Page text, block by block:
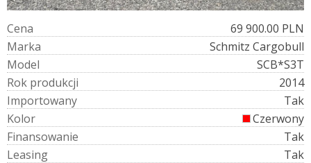
Cena
69 900.00 PLN
Marka
Schmitz Cargobull
Model
SCB*S3T
Rok produkcji
2014
Importowany
Tak
Kolor
Czerwony
Finansowanie
Tak
Leasing
Tak